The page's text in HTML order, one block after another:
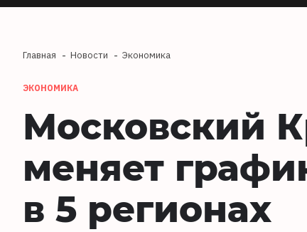
Главная Новости Экономика
ЭКОНОМИКА
Московский
меняет
в 5 регионах